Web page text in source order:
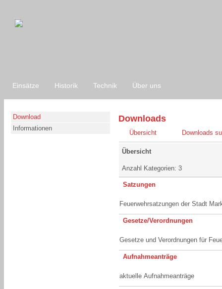
Einsätze Historik Technik Über uns
Download
Informationen
Downloads
Übersicht Downloads
Übersicht
Anzahl Kategorien: 3
Satzungen
Feuerwehrsatzungen der Stadt
Gesetze/Verordnungen
Gesetze und Verordnungen für
Aufnahmeanträge
aktuelle Aufnahmeanträge